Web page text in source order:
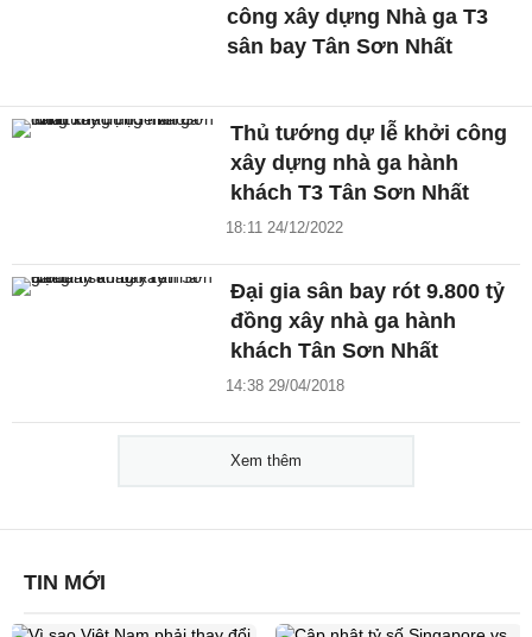
công xây dựng Nhà ga T3
sân bay Tân Sơn Nhất
Thủ tướng dự lễ khởi công
xây dựng nhà ga hành
khách T3 Tân Sơn Nhất
18:11 24/12/2022
Đại gia sân bay rót 9.800 tỷ
đồng xây nhà ga hành
khách Tân Sơn Nhất
14:38 29/04/2018
Xem thêm
TIN MỚI